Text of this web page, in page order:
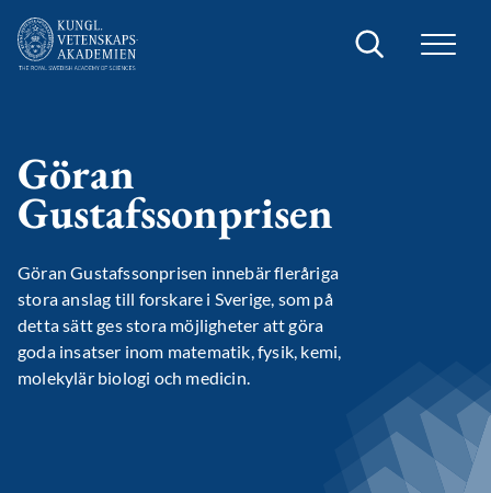
Sök
Göran
Gustafssonprisen
Göran Gustafssonprisen innebär fleråriga
stora anslag till forskare i Sverige, som på
detta sätt ges stora möjligheter att göra
goda insatser inom matematik, fysik, kemi,
molekylär biologi och medicin.